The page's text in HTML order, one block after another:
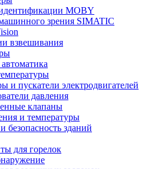
MOBY
зрения SIMATIC
взвешивания
и пускатели электродвигателей
давления
клапаны
и температуры
безопасность зданий
для горелок